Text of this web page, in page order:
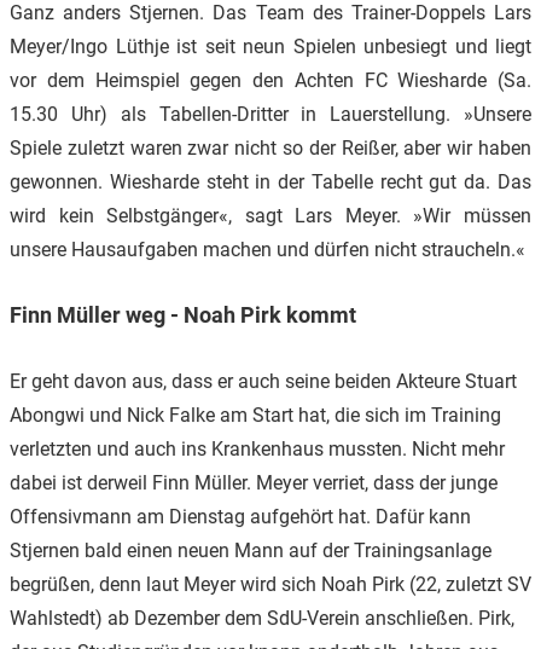
Ganz anders Stjernen. Das Team des Trainer-Doppels Lars
Meyer/Ingo Lüthje ist seit neun Spielen unbesiegt und liegt
vor dem Heimspiel gegen den Achten FC Wiesharde (Sa.
15.30 Uhr) als Tabellen-Dritter in Lauerstellung. »Unsere
Spiele zuletzt waren zwar nicht so der Reißer, aber wir haben
gewonnen. Wiesharde steht in der Tabelle recht gut da. Das
wird kein Selbstgänger«, sagt Lars Meyer. »Wir müssen
unsere Hausaufgaben machen und dürfen nicht straucheln.«
Finn Müller weg - Noah Pirk kommt
Er geht davon aus, dass er auch seine beiden Akteure Stuart
Abongwi und Nick Falke am Start hat, die sich im Training
verletzten und auch ins Krankenhaus mussten. Nicht mehr
dabei ist derweil Finn Müller. Meyer verriet, dass der junge
Offensivmann am Dienstag aufgehört hat. Dafür kann
Stjernen bald einen neuen Mann auf der Trainingsanlage
begrüßen, denn laut Meyer wird sich Noah Pirk (22, zuletzt SV
Wahlstedt) ab Dezember dem SdU-Verein anschließen. Pirk,